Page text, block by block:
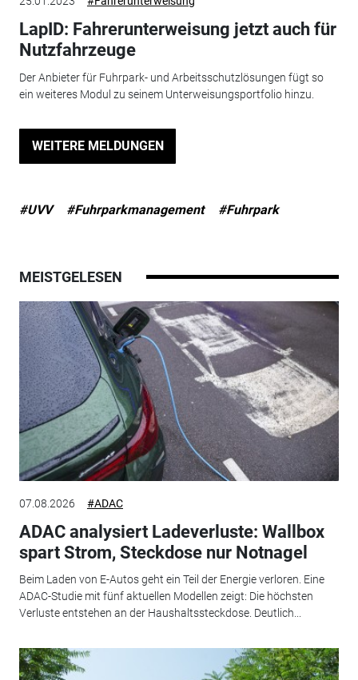
LapID: Fahrerunterweisung jetzt auch für
Nutzfahrzeuge
Der Anbieter für Fuhrpark- und Arbeitsschutzlösungen fügt so
ein weiteres Modul zu seinem Unterweisungsportfolio hinzu.
WEITERE MELDUNGEN
#UVV #Fuhrparkmanagement #Fuhrpark
MEISTGELESEN
07.08.2026 #ADAC
ADAC analysiert Ladeverluste: Wallbox
spart Strom, Steckdose nur Notnagel
Beim Laden von E-Autos geht ein Teil der Energie verloren. Eine
ADAC-Studie mit fünf aktuellen Modellen zeigt: Die höchsten
Verluste entstehen an der Haushaltssteckdose. Deutlich...